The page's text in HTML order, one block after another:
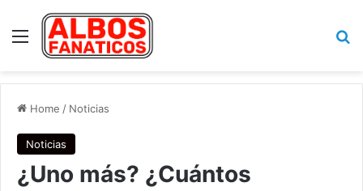
Menu
Home / Noticias
Noticias
¿Uno más? ¿Cuántos